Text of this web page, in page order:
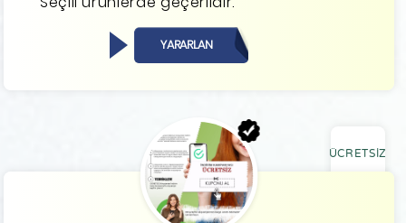
YARARLAN
ÜCRETSİZ